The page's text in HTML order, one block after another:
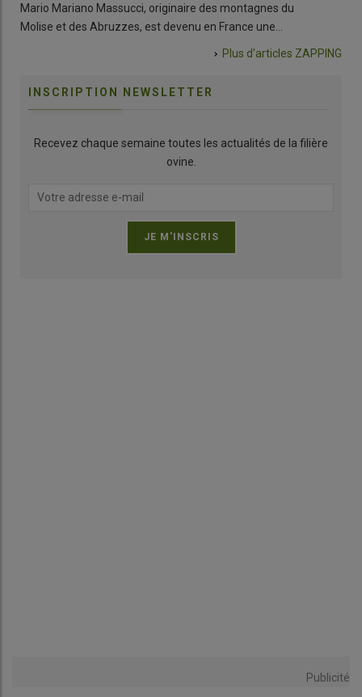
Mario Mariano Massucci, originaire des montagnes du
Molise et des Abruzzes, est devenu en France une…
Plus d'articles ZAPPING
INSCRIPTION NEWSLETTER
Recevez chaque semaine toutes les actualités de la filière
ovine.
Publicité